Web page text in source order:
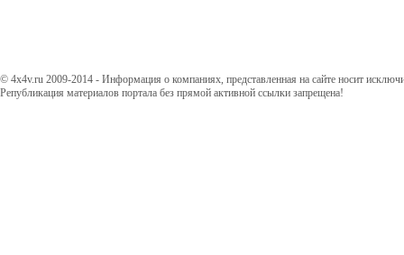
© 4x4v.ru 2009-2014 - Информация о компаниях, представленная на сайте носит
Републикация материалов портала без прямой активной ссылки запрещена!